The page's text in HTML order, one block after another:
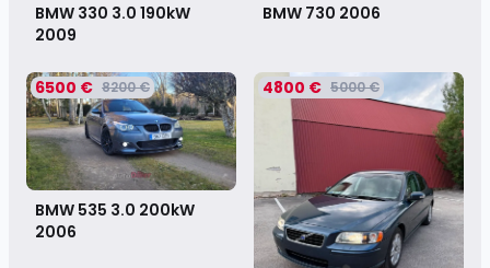
BMW 330 3.0 190kW
2009
BMW 730 2006
6500 € 8200 €
BMW 535 3.0 200kW
2006
4800 € 5000 €